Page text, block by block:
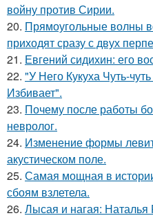
войну против Сирии.
20. Прямоугольные волны
приходят сразу с двух
21. Евгений сидихин: его
22. "У Него Кукуха Чуть-
Избивает".
23. Почему после работы
невролог.
24. Изменение формы
акустическом поле.
25. Самая мощная в
сбоям взлетела.
26. Лысая и нагая: